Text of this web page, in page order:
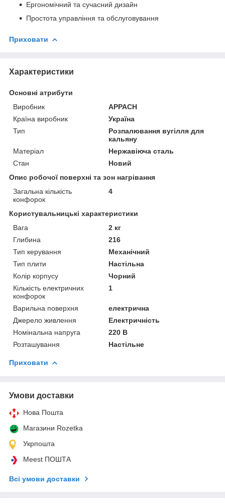
Ергономічний та сучасний дизайн
Простота управління та обслуговування
Приховати
Характеристики
Основні атрибути
Виробник
APPACH
Країна виробник
Україна
Тип
Розпалювання вугілля для
кальяну
Матеріал
Нержавіюча сталь
Стан
Новий
Опис робочої поверхні та зон нагрівання
Загальна кількість
конфорок
4
Користувальницькі характеристики
Вага
2 кг
Глибина
216
Тип керування
Механічний
Тип плити
Настільна
Колір корпусу
Чорний
Кількість електричних
конфорок
1
Варильна поверхня
електрична
Джерело живлення
Електричність
Номінальна напруга
220 В
Розташування
Настільне
Приховати
Умови доставки
Нова Пошта
Магазини Rozetka
Укрпошта
Meest ПОШТА
Всі умови доставки